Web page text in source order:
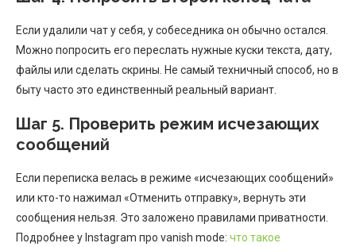
Если удалили чат у себя, у собеседника он обычно остался.
Можно попросить его переслать нужные куски текста, дату,
файлы или сделать скрины. Не самый техничный способ, но в
быту часто это единственный реальный вариант.
Шаг 5. Проверить режим исчезающих
сообщений
Если переписка велась в режиме «исчезающих сообщений»
или кто-то нажимал «Отменить отправку», вернуть эти
сообщения нельзя. Это заложено правилами приватности.
Подробнее у Instagram про vanish mode: что такое